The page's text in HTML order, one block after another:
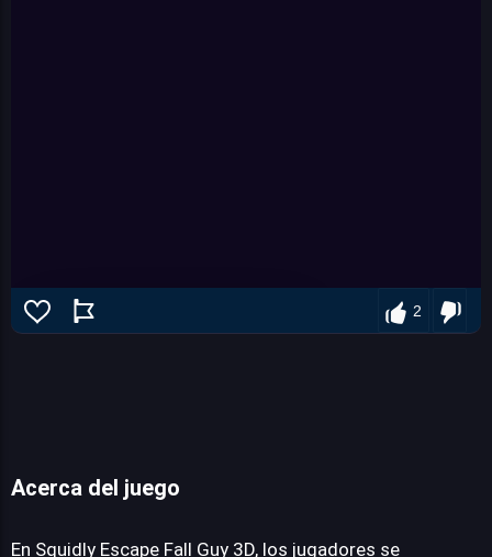
2
Acerca del juego
En Squidly Escape Fall Guy 3D, los jugadores se